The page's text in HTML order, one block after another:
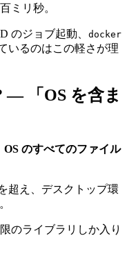
ミリ秒。
のジョブ起動、 docker
いるのはこの軽さが理
— 「OS を含ま
OS のすべてのファイル
超え、デスクトップ環
のライブラリしか入り